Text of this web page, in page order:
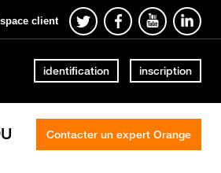
client
identification inscription
Contacter un expert Orange